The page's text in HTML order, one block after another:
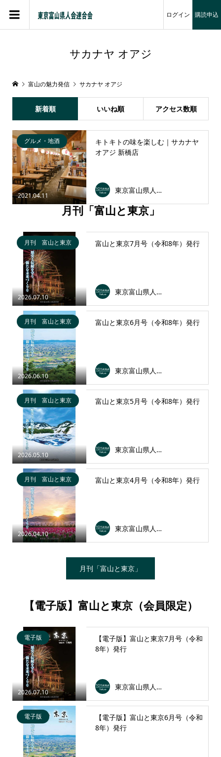
ログイン 購読申込
サカナヤ オアジ
富山の魅力発信 サカナヤ オアジ
新着順 いいね順 アクセス数順
2021.04.11
グルメ・地酒
キトキトの味を楽しむ｜サカナヤ
オアジ 新橋店
東京富山県人会連合会
月刊「富山と東京」
2026.07.10
月刊 富山と東京 富山と東京7月号（令和8年）発行
東京富山県人会連合会
2026.06.10
月刊 富山と東京 富山と東京6月号（令和8年）発行
東京富山県人会連合会
2026.05.10
月刊 富山と東京 富山と東京5月号（令和8年）発行
東京富山県人会連合会
2026.04.10
月刊 富山と東京 富山と東京4月号（令和8年）発行
東京富山県人会連合会
月刊「富山と東京」
【電子版】富山と東京（会員限定）
2026.07.10
電子版
【電子版】富山と東京7月号（令和
8年）発行
東京富山県人会連合会
電子版
【電子版】富山と東京6月号（令和
8年）発行